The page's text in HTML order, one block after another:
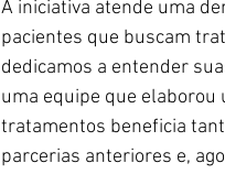
A iniciativa atende uma
pacientes que buscam
dedicamos a entender
uma equipe que elaborou
tratamentos beneficia
parcerias anteriores e,